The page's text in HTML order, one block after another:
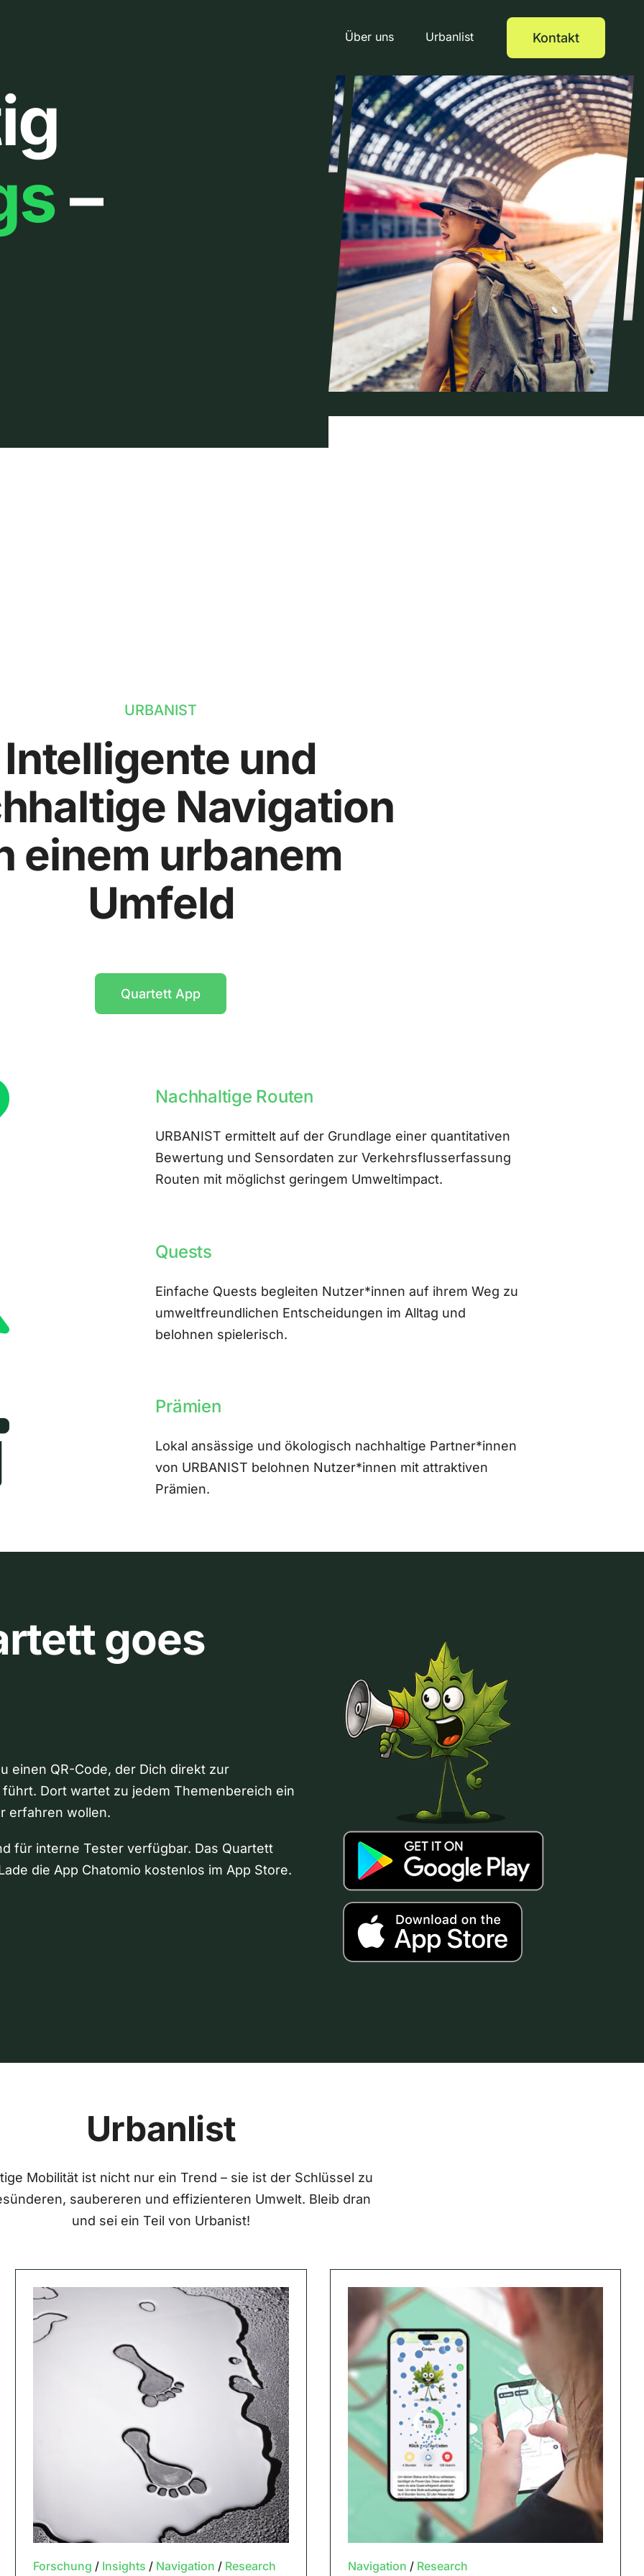
Über uns Urbanlist Kontakt
–
URBANIST
Intelligente und
Navigation
einem urbanem
Umfeld
Quartett App
Nachhaltige Routen
URBANIST ermittelt auf der Grundlage einer quantitativen
Bewertung und Sensordaten zur Verkehrsflusserfassung
Routen mit möglichst geringem Umweltimpact.
Quests
Einfache Quests begleiten Nutzer*innen auf ihrem Weg zu
umweltfreundlichen Entscheidungen im Alltag und
belohnen spielerisch.
Prämien
Lokal ansässige und ökologisch nachhaltige Partner*innen
von URBANIST belohnen Nutzer*innen mit attraktiven
Prämien.
goes
einen QR-Code, der Dich direkt zur
Dort wartet zu jedem Themenbereich ein
erfahren wollen.
für interne Tester verfügbar. Das Quartett
die App Chatomio kostenlos im App Store.
Urbanlist
Mobilität ist nicht nur ein Trend – sie ist der Schlüssel zu
saubereren und effizienteren Umwelt. Bleib dran
und sei ein Teil von Urbanist!
Forschung / Insights / Navigation / Research Navigation / Research